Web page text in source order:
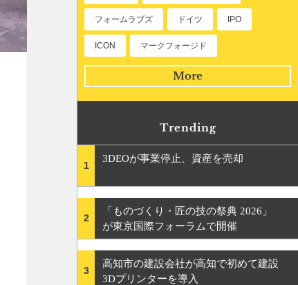
フォームラブズ ドイツ IPO
ICON マークフォージド
More
Trending
1
3DEOが事業停止、資産を売却
2
「ものづくり・匠の技の祭典 2026」
が東京国際フォーラムで開催
3
高知市の建設会社が高知で初めて建設
3Dプリンターを導入